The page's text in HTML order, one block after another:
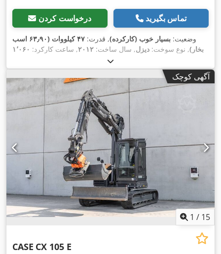
درخواست کردن تماس بگیرید
وضعیت: بسیار خوب (کارکرده), قدرت:
۴۷ کیلووات (۶۳٫۹۰ اسب
بخار), نوع سوخت: دیزل, سال ساخت: ۲۰۱۲, ساعت کارکرد: ۱٬۰۶۰
آگهی کوچک
1 / 15
CASE CX 105 E